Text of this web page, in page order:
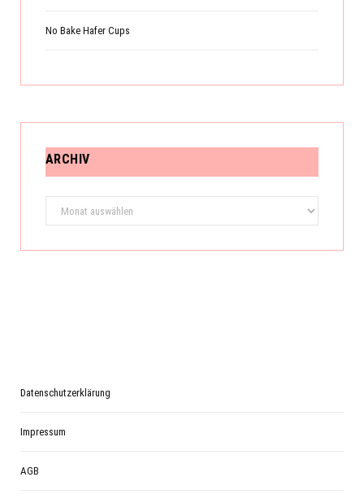
No Bake Hafer Cups
ARCHIV
Archiv
Datenschutzerklärung
Impressum
AGB